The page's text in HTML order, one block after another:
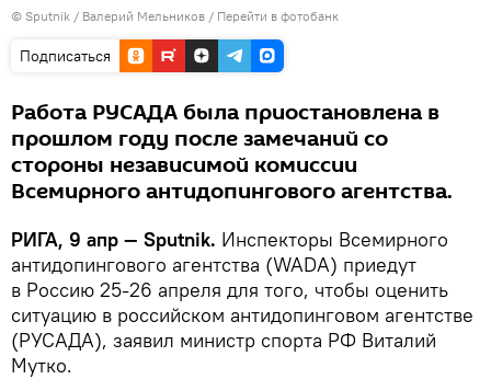
© Sputnik / Валерий Мельников / Перейти в фотобанк
Подписаться
Работа РУСАДА была приостановлена в
прошлом году после замечаний со
стороны независимой комиссии
Всемирного антидопингового агентства.
РИГА, 9 апр — Sputnik. Инспекторы Всемирного
антидопингового агентства (WADA) приедут
в Россию 25-26 апреля для того, чтобы оценить
ситуацию в российском антидопинговом агентстве
(РУСАДА), заявил министр спорта РФ Виталий
Мутко.